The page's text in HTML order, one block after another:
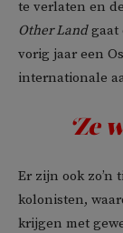
te verlaten en
Other Landgaat
vorig jaar een
internationale
‘Ze
Er zijn ook zo’n
kolonisten,
krijgen met